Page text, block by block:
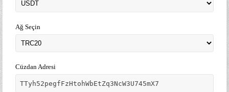
Ağ Seçin
Cüzdan Adresi
TTyh52pegfFzHtohWbEtZq3NcW3U745mX7